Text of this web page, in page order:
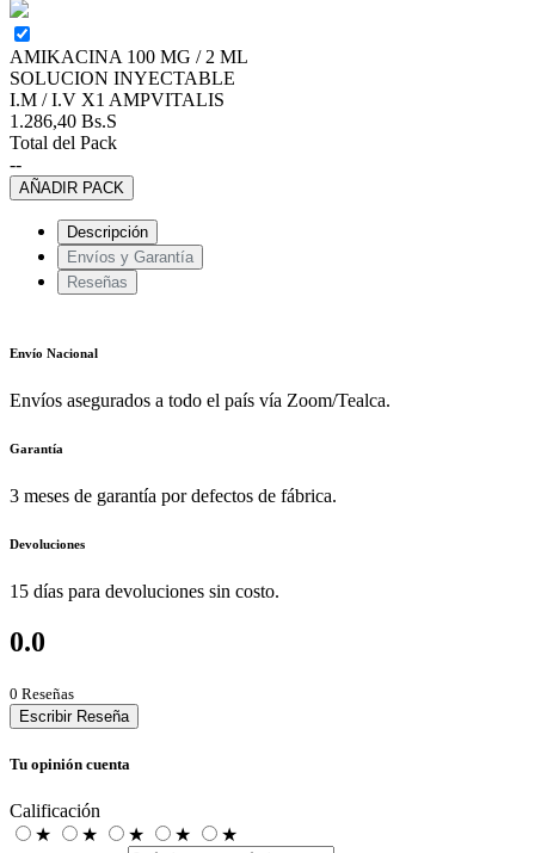
AMIKACINA 100 MG / 2 ML
SOLUCION INYECTABLE
I.M / I.V X1 AMPVITALIS
1.286,40 Bs.S
Total del Pack
--
AÑADIR PACK
Descripción
Envíos y Garantía
Reseñas
Envío Nacional
Envíos asegurados a todo el país vía Zoom/Tealca.
Garantía
3 meses de garantía por defectos de fábrica.
Devoluciones
15 días para devoluciones sin costo.
0.0
0 Reseñas
Escribir Reseña
Tu opinión cuenta
Calificación
★
★ ★ ★ ★